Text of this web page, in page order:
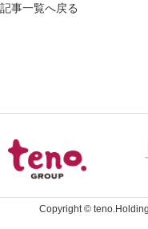
記事一覧へ戻る
Copyright ©